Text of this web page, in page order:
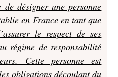
de désigner une personne
en France en tant que
le respect de ses
régime de responsabilité
Cette personne est
obligations découlant du